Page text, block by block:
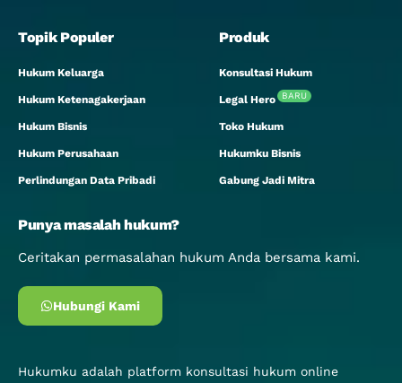
Topik Populer
Hukum Keluarga
Hukum Ketenagakerjaan
Hukum Bisnis
Hukum Perusahaan
Perlindungan Data Pribadi
Produk
Konsultasi Hukum
Legal Hero BARU
Toko Hukum
Hukumku Bisnis
Gabung Jadi Mitra
Punya masalah hukum?
Ceritakan permasalahan hukum Anda bersama kami.
Hubungi Kami
Hukumku adalah platform konsultasi hukum online